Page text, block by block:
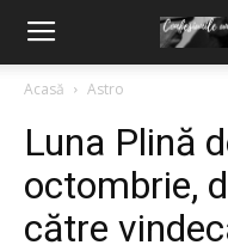
Acasă Astro
Luna Plină
octombrie,
către